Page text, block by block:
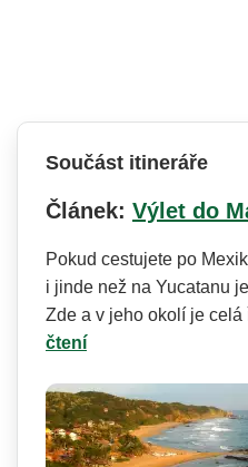
Součást itineráře
Článek: Výlet do
Pokud cestujete po
i jinde než na Yucatanu
Zde a v jeho okolí je
čtení